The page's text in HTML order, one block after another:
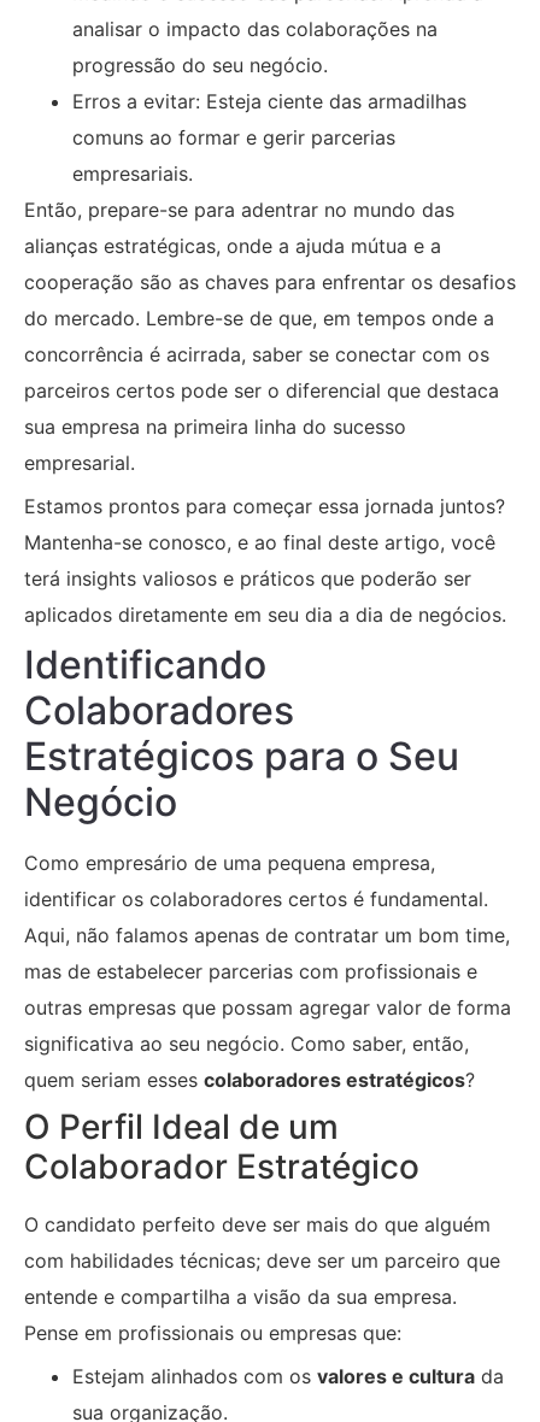
analisar o impacto das colaborações na
progressão do seu negócio.
Erros a evitar: Esteja ciente das armadilhas
comuns ao formar e gerir parcerias
empresariais.
Então, prepare-se para adentrar no mundo das
alianças estratégicas, onde a ajuda mútua e a
cooperação são as chaves para enfrentar os desafios
do mercado. Lembre-se de que, em tempos onde a
concorrência é acirrada, saber se conectar com os
parceiros certos pode ser o diferencial que destaca
sua empresa na primeira linha do sucesso
empresarial.
Estamos prontos para começar essa jornada juntos?
Mantenha-se conosco, e ao final deste artigo, você
terá insights valiosos e práticos que poderão ser
aplicados diretamente em seu dia a dia de negócios.
Identificando
Colaboradores
Estratégicos para o Seu
Negócio
Como empresário de uma pequena empresa,
identificar os colaboradores certos é fundamental.
Aqui, não falamos apenas de contratar um bom time,
mas de estabelecer parcerias com profissionais e
outras empresas que possam agregar valor de forma
significativa ao seu negócio. Como saber, então,
quem seriam esses colaboradores estratégicos?
O Perfil Ideal de um
Colaborador Estratégico
O candidato perfeito deve ser mais do que alguém
com habilidades técnicas; deve ser um parceiro que
entende e compartilha a visão da sua empresa.
Pense em profissionais ou empresas que:
Estejam alinhados com os valores e cultura da
sua organização.